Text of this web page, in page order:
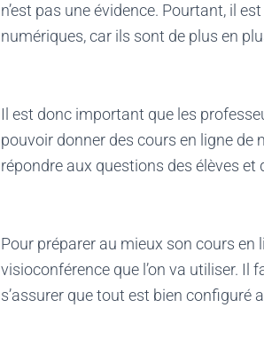
n’est pas une évidence. Pourtant, il
numériques, car ils sont de plus en
Il est donc important que les
pouvoir donner des cours en ligne de
répondre aux questions des élèves et
Pour préparer au mieux son cours
visioconférence que l’on va utiliser.
s’assurer que tout est bien configuré